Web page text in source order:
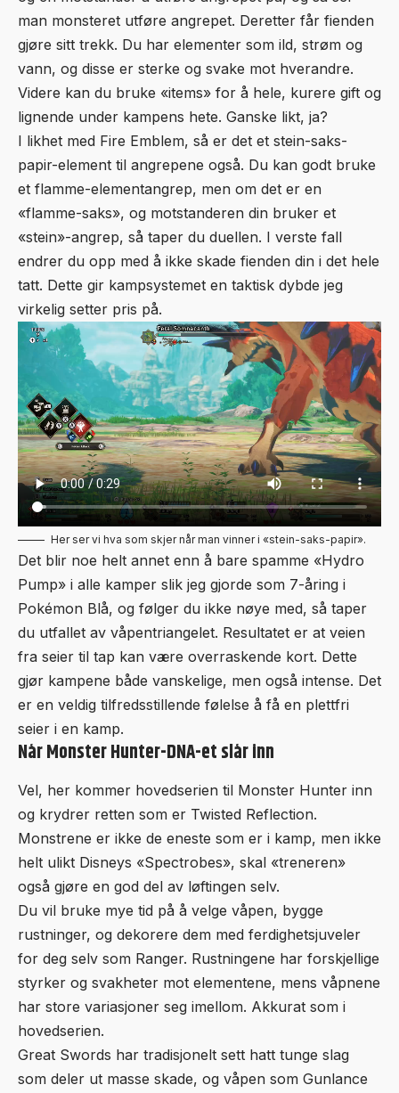
man monsteret utføre angrepet. Deretter får fienden
gjøre sitt trekk. Du har elementer som ild, strøm og
vann, og disse er sterke og svake mot hverandre.
Videre kan du bruke «items» for å hele, kurere gift og
lignende under kampens hete. Ganske likt, ja?
I likhet med Fire Emblem, så er det et stein-saks-
papir-element til angrepene også. Du kan godt bruke
et flamme-elementangrep, men om det er en
«flamme-saks», og motstanderen din bruker et
«stein»-angrep, så taper du duellen. I verste fall
endrer du opp med å ikke skade fienden din i det hele
tatt. Dette gir kampsystemet en taktisk dybde jeg
virkelig setter pris på.
Her ser vi hva som skjer når man vinner i «stein-saks-papir».
Det blir noe helt annet enn å bare spamme «Hydro
Pump» i alle kamper slik jeg gjorde som 7-åring i
Pokémon Blå, og følger du ikke nøye med, så taper
du utfallet av våpentriangelet. Resultatet er at veien
fra seier til tap kan være overraskende kort. Dette
gjør kampene både vanskelige, men også intense. Det
er en veldig tilfredsstillende følelse å få en plettfri
seier i en kamp.
Når Monster Hunter-DNA-et slår inn
Vel, her kommer hovedserien til Monster Hunter inn
og krydrer retten som er Twisted Reflection.
Monstrene er ikke de eneste som er i kamp, men ikke
helt ulikt Disneys «Spectrobes», skal «treneren»
også gjøre en god del av løftingen selv.
Du vil bruke mye tid på å velge våpen, bygge
rustninger, og dekorere dem med ferdighetsjuveler
for deg selv som Ranger. Rustningene har forskjellige
styrker og svakheter mot elementene, mens våpnene
har store variasjoner seg imellom. Akkurat som i
hovedserien.
Great Swords har tradisjonelt sett hatt tunge slag
som deler ut masse skade, og våpen som Gunlance